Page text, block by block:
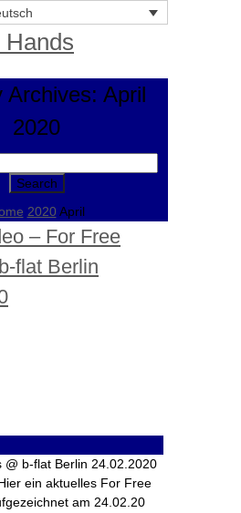
Hands
Archives: April
2020
2020 April
– For Free
flat Berlin
@ b-flat Berlin 24.02.2020
ein aktuelles For Free
am 24.02.20